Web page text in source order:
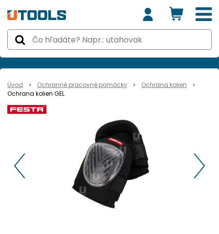
Úvod Ochranné pracovné pomôcky
Ochrana kolien
Ochrana kolien GEL